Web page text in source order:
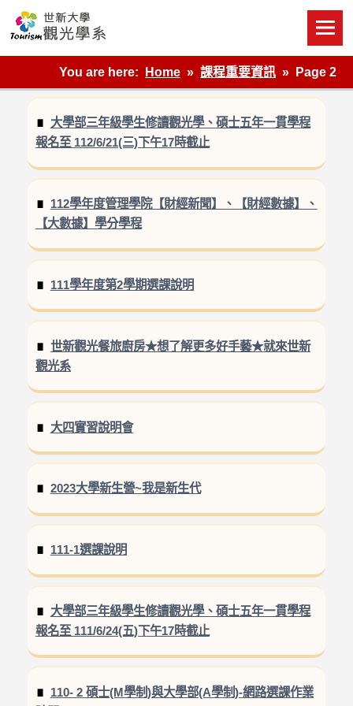
content
世新大學觀光學系網站
You are here:
Home 課程重要資訊 Page 2
大學部三年級學生修讀觀光學、碩士五年一貫學程
報名至 112/6/21(三)下午17時截止
112學年度管理學院【財經新聞】、【財經數據】、
【大數據】學分學程
111學年度第2學期選課說明
世新觀光餐旅廚房★想了解更多好手藝★就來世新
觀光系
大四實習說明會
2023大學新生營~我是新生代
111-1選課說明
大學部三年級學生修讀觀光學、碩士五年一貫學程
報名至 111/6/24(五)下午17時截止
110- 2 碩士(M學制)與大學部(A學制)-網路選課作業